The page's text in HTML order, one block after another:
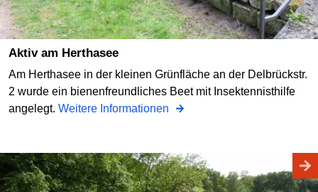
Aktiv am Herthasee
Am Herthasee in der kleinen Grünfläche an der Delbrückstr.
2 wurde ein bienenfreundliches Beet mit Insektennisthilfe
angelegt. Weitere Informationen